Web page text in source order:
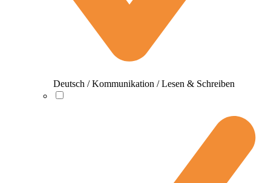
Deutsch / Kommunikation / Lesen & Schreiben